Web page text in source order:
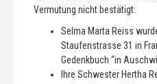
Vermutung nicht bestätigt:
Selma Marta Reiss
Staufenstrasse 31 in
Gedenkbuch “in
Ihre Schwester Hertha